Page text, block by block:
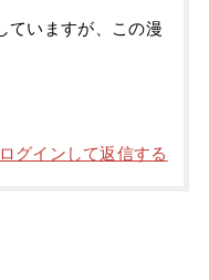
ていますが、この漫
ログインして返信する